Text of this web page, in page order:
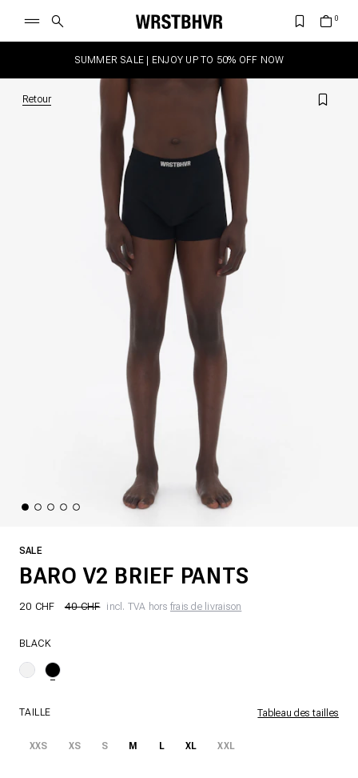
SUMMER SALE | ENJOY UP TO 50% OFF NOW
Retour
SALE
BARO V2 BRIEF PANTS
20 CHF 40 CHF incl. TVA hors frais de livraison
BLACK
TAILLE Tableau des tailles
XXS XS S M L XL XXL